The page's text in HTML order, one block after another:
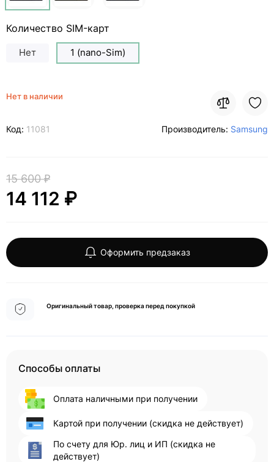
Количество SIM-карт
Нет 1 (nano-Sim)
Нет в наличии
Код: 11081 Производитель: Samsung
15 600 ₽
14 112 ₽
Оформить предзаказ
Оригинальный товар, проверка перед покупкой
Способы оплаты
Оплата наличными при получении
Картой при получении (скидка не действует)
По счету для Юр. лиц и ИП (скидка не
действует)